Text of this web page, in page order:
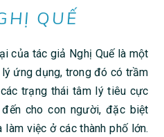
QUẾ
của tác giả Nghị Quế là một
ứng dụng, trong đó có trầm
trạng thái tâm lý tiêu cực
cho con người, đặc biệt
việc ở các thành phố lớn.